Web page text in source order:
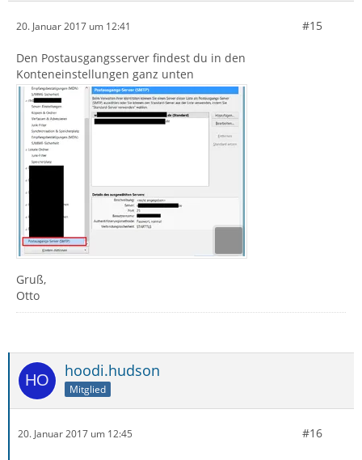
20. Januar 2017 um 12:41 #15
Den Postausgangsserver findest du in den
Konteneinstellungen ganz unten
Gruß,
Otto
hoodi.hudson
Mitglied
20. Januar 2017 um 12:45 #16